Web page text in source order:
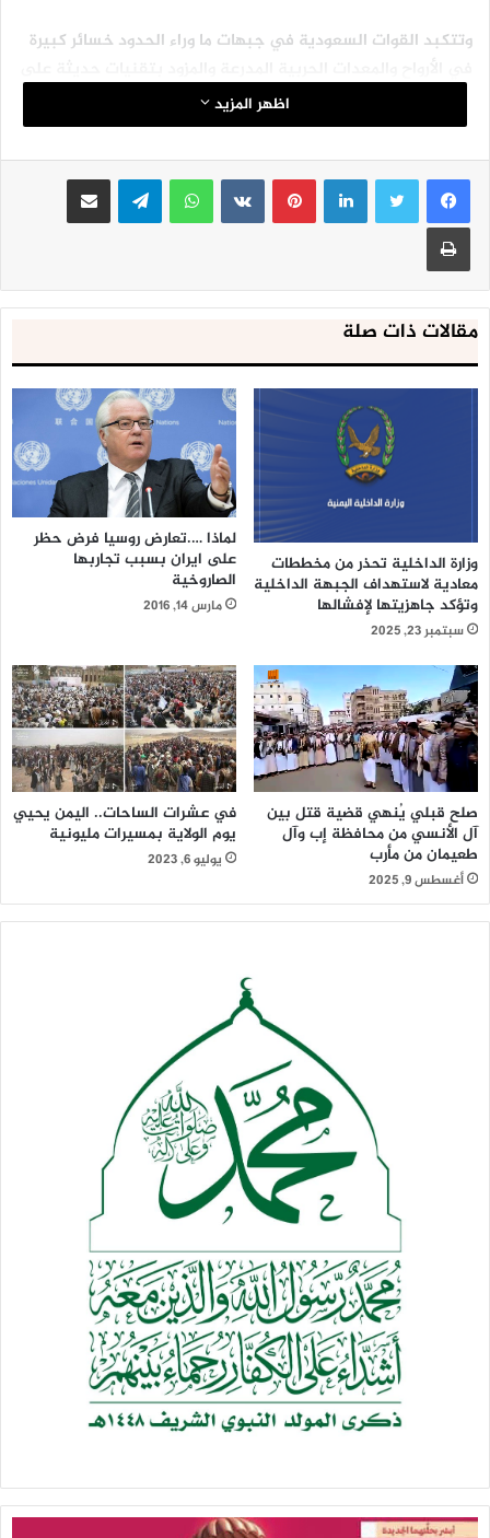
وتتكبد القوات السعودية في جبهات ما وراء الحدود خسائر كبيرة
إيدي الجيش واللجان الشعبية.اظهر المزيد
لينكدإنبينتيريست واتساب تيلقرام مشاركة عبر البريد
طباعة
مقالات ذات صلة
وزارة الداخلية تحذر من مخططات
معادية لاستهداف الجبهة الداخلية
وتؤكد جاهزيتها لإفشالها
سبتمبر 23, 2025
لماذا ….تعارض روسيا فرض حظر
على ايران بسبب تجاربها
الصاروخية
مارس 14, 2016
صلح قبلي يُنهي قضية قتل بين
آل الأنسي من محافظة إب وآل
طعيمان من مأرب
أغسطس 9, 2025
في عشرات الساحات.. اليمن يحيي
يوم الولاية بمسيرات مليونية
يوليو 6, 2023